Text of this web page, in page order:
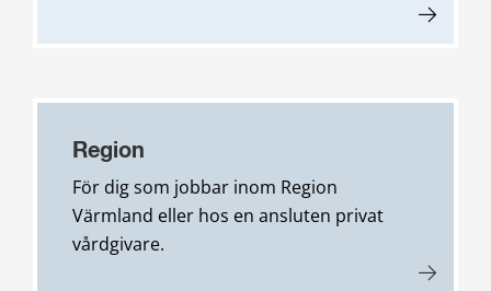
Region
För dig som jobbar inom Region
Värmland eller hos en ansluten privat
vårdgivare.